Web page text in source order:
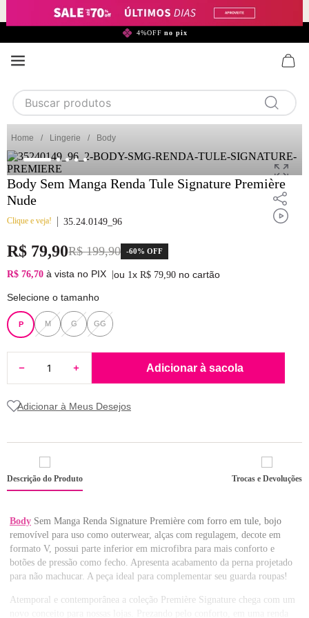
4%OFF no pix
Buscar produtos
1 calcinha
2 sutiã
3
4 calcinha algodão
5 sutiã calcinha
6 algodão
7 renda
8 pijama
body
Lingerie Body
Body Sem Manga Renda Tule Signature Première
Nude
Clique e veja! 35.24.0149_96
R$ 79,90R$ 199,90 -60% OFF
R$ 76,70 à vista no PIX ou 1x R$ 79,90 no cartão
Selecione o tamanho
P M G GG
Adicionar à sacola
Descrição do Produto Trocas e Devoluções
Body Sem Manga Renda Signature Première com forro em tule, bojo
removível para uso como outerwear, alças com regulagem, decote em
formato V, possui parte inferior em microfibra para mais conforto e
botões de pressão como fecho. Apresenta acabamento da perna projetado
para não machucar. A peça ideal para complementar seu guarda roupas!
Atemporal e contemporânea a coleção Première Signature chega com um